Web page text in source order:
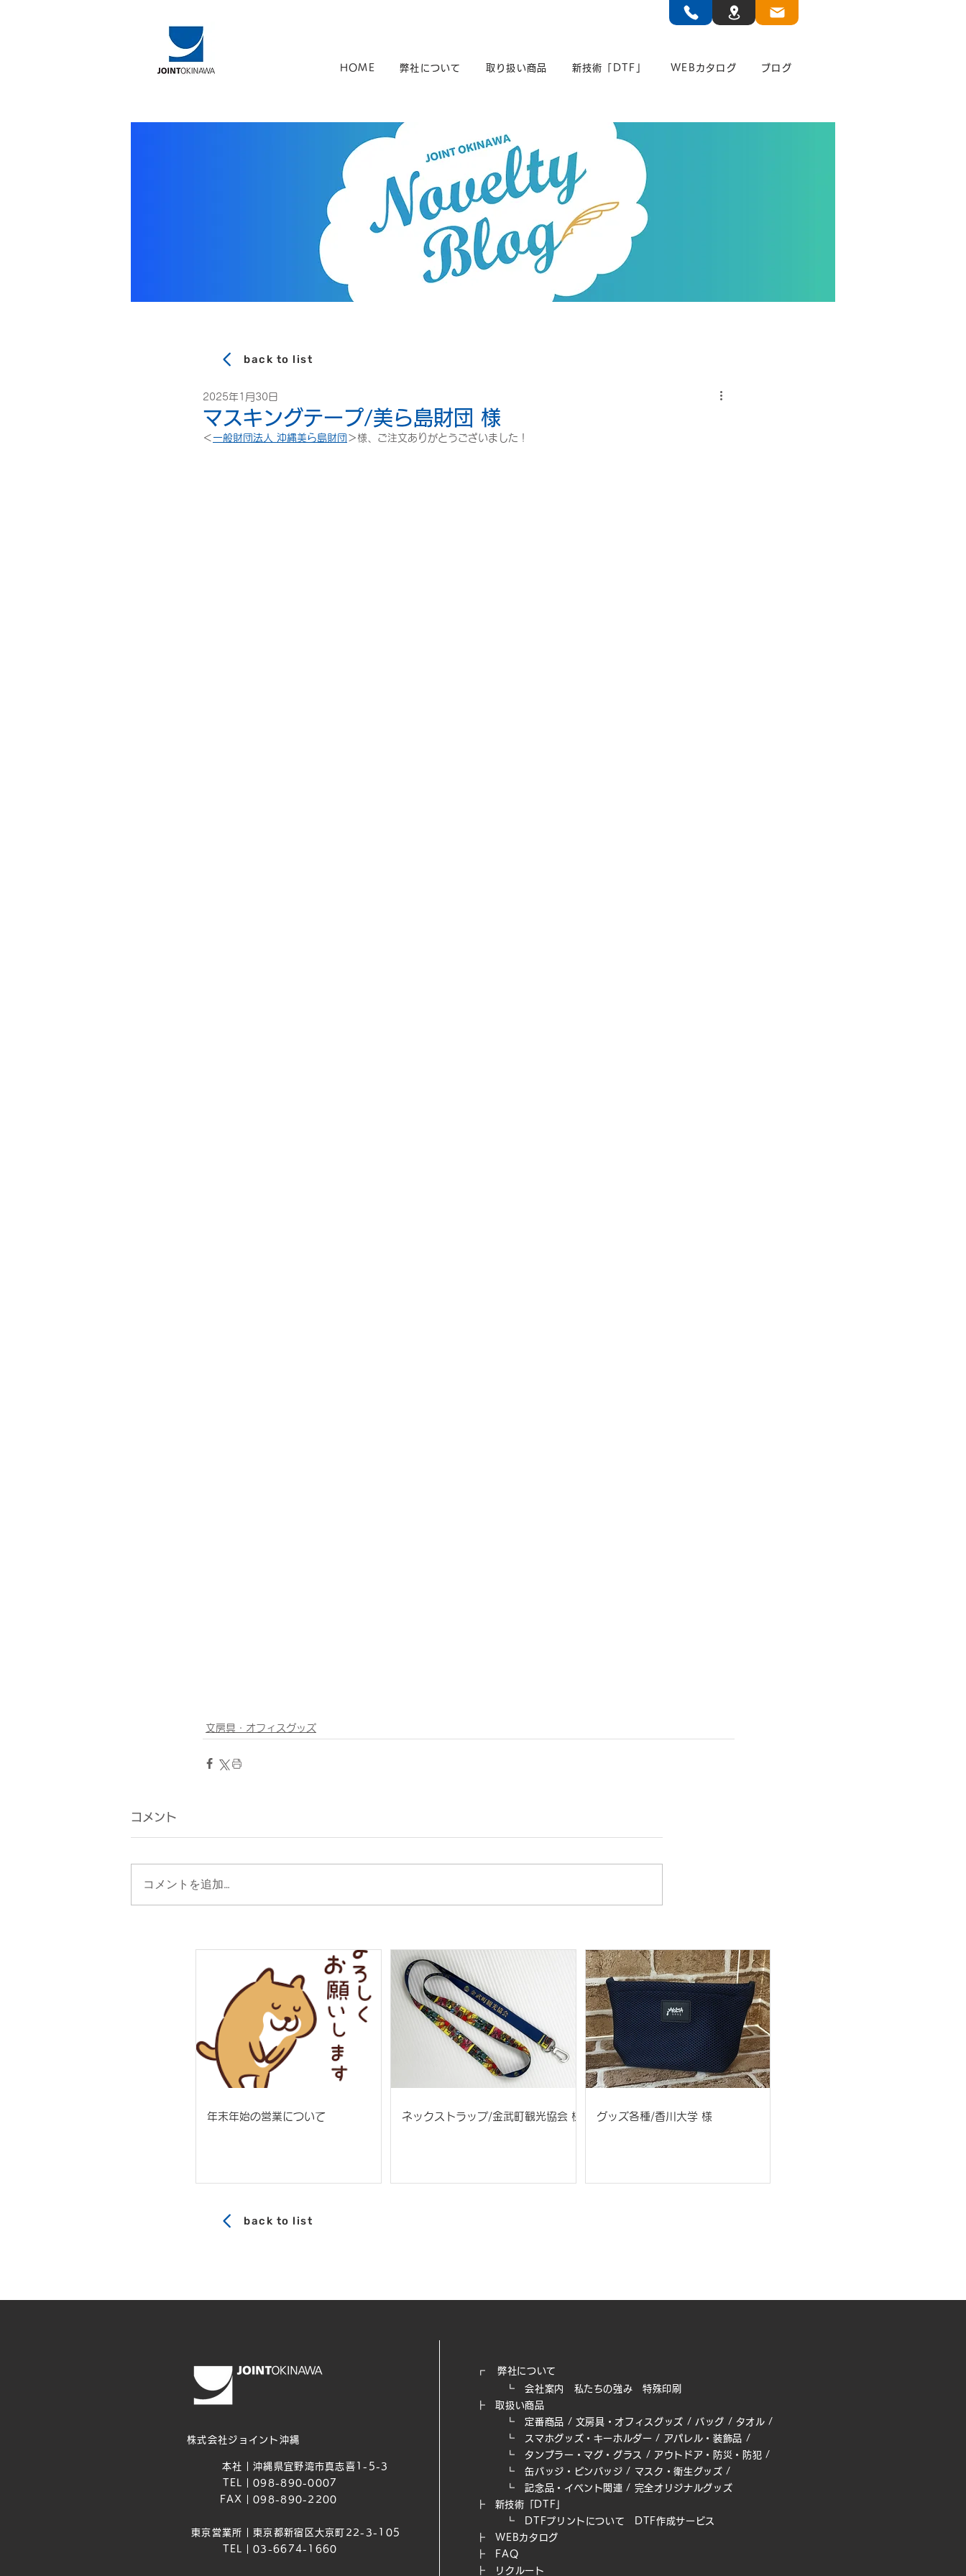
HOME 弊社について 取り扱い商品 新技術「DTF」 WEBカタログ ブログ
back to list
マスキングテープ/美ら島財団 様
2025年1月30日
＜ 一般財団法人 沖縄美ら島財団 ＞様、ご注文ありがとうございました！
文房具・オフィスグッズ
コメント
コメントを追加…
年末年始の営業について ネックストラップ/金武町観光協会 様 グッズ各種/香川大学 様
back to list
株式会社ジョイント沖縄
本社｜
TEL｜
FAX｜
東京営業所｜
TEL｜
沖縄県宜野湾市真志喜1-5-3
098-890-0007
098-890-2200
東京都新宿区大京町22-3-105
03-6674-1660
┏ 弊社について
┗会社案内 私たちの強み​
特殊印刷
┣
取扱い商品
┗定番商品 / 文房具・オフィスグッズ / バッグ / タオル /
┗
スマホグッズ・キーホルダー / アパレル・装飾品 /
┗タンブラー・マグ・グラス / アウトドア・防災・防犯 /
┗缶バッジ・ピンバッジ / マスク・衛生グッズ /
┗記念品・イベント関連 / 完全オリジナルグッズ
┣
新技術「DTF」
┗ DTFプリントについて
DTF作成サービス
┣
WEB​カタログ
┣
FAQ
┣ リクルート